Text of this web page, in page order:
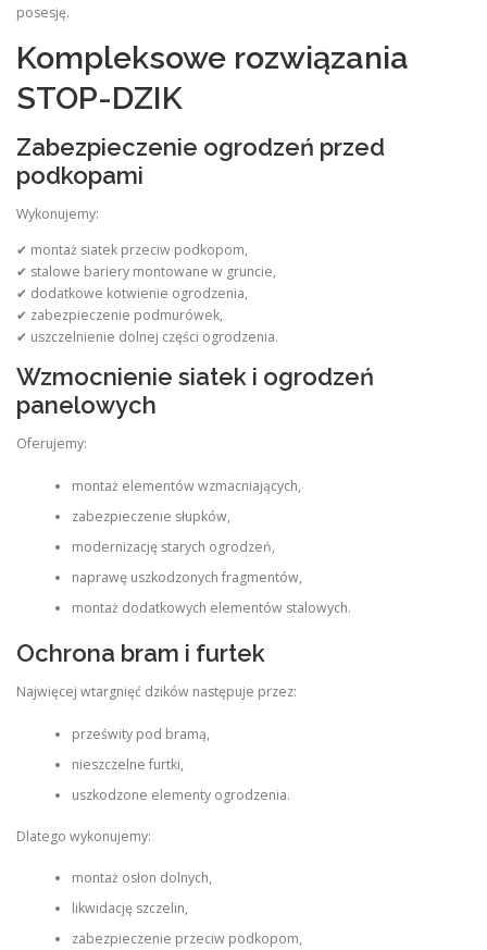
posesję.
Kompleksowe rozwiązania
STOP-DZIK
Zabezpieczenie ogrodzeń przed
podkopami
Wykonujemy:
✔ montaż siatek przeciw podkopom,
✔ stalowe bariery montowane w gruncie,
✔ dodatkowe kotwienie ogrodzenia,
✔ zabezpieczenie podmurówek,
✔ uszczelnienie dolnej części ogrodzenia.
Wzmocnienie siatek i ogrodzeń
panelowych
Oferujemy:
montaż elementów wzmacniających,
zabezpieczenie słupków,
modernizację starych ogrodzeń,
naprawę uszkodzonych fragmentów,
montaż dodatkowych elementów stalowych.
Ochrona bram i furtek
Najwięcej wtargnięć dzików następuje przez:
prześwity pod bramą,
nieszczelne furtki,
uszkodzone elementy ogrodzenia.
Dlatego wykonujemy:
montaż osłon dolnych,
likwidację szczelin,
zabezpieczenie przeciw podkopom,